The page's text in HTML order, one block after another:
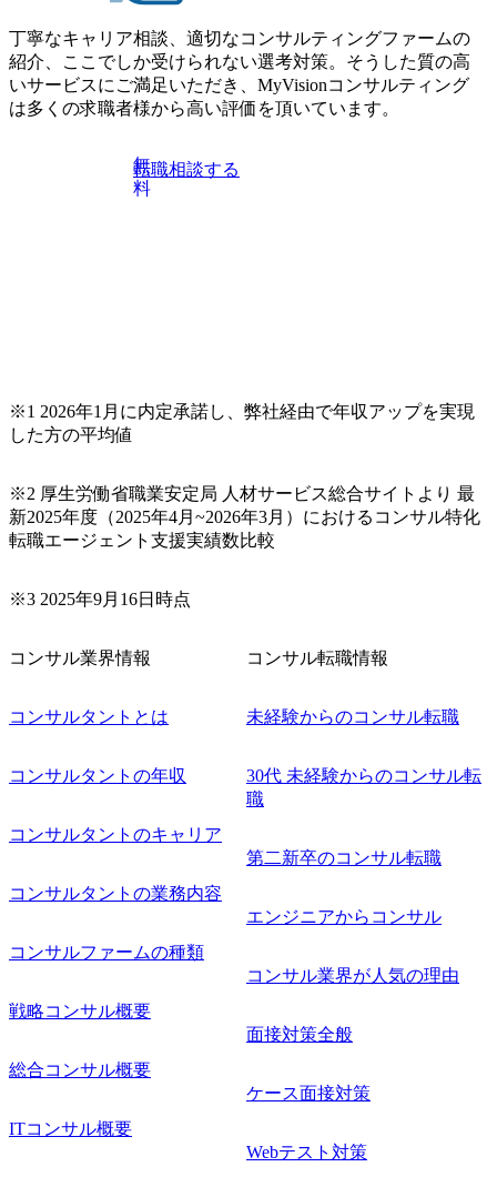
丁寧なキャリア相談、適切なコンサルティングファームの
紹介、ここでしか受けられない選考対策。そうした質の高
いサービスにご満足いただき、MyVisionコンサルティング
は多くの求職者様から高い評価を頂いています。
無
料
転職相談する
※1 2026年1月に内定承諾し、弊社経由で年収アップを実現
した方の平均値
※2 厚生労働省職業安定局 人材サービス総合サイトより 最
新2025年度（2025年4月~2026年3月）におけるコンサル特化
転職エージェント支援実績数比較
※3 2025年9月16日時点
コンサル業界情報
コンサルタントとは
コンサルタントの年収
コンサルタントのキャリア
コンサルタントの業務内容
コンサルファームの種類
戦略コンサル概要
総合コンサル概要
ITコンサル概要
コンサル転職情報
未経験からのコンサル転職
30代 未経験からのコンサル転
職
第二新卒のコンサル転職
エンジニアからコンサル
コンサル業界が人気の理由
面接対策全般
ケース面接対策
Webテスト対策